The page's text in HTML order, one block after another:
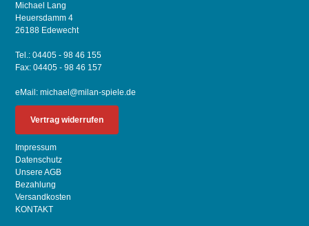
Michael Lang
Heuersdamm 4
26188 Edewecht
Tel.: 04405 - 98 46 155
Fax: 04405 - 98 46 157
eMail:michael@milan-spiele.de
Vertrag widerrufen
Impressum
Datenschutz
Unsere AGB
Bezahlung
Versandkosten
KONTAKT